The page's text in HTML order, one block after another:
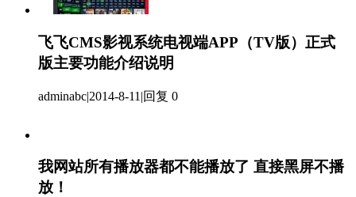
飞飞CMS影视系统电视端APP（TV版）正式
版主要功能介绍说明
adminabc|2014-8-11 |回复 0
我网站所有播放器都不能播放了 直接黑屏不播
放！